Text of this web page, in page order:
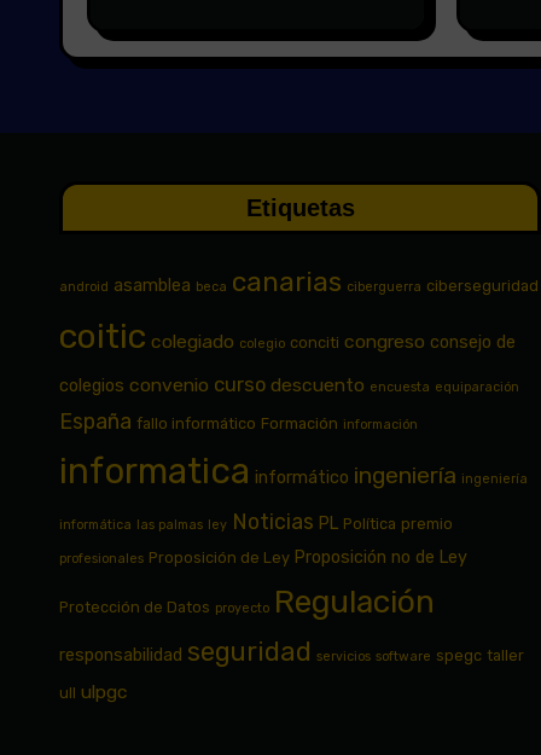
Etiquetas
android asamblea beca canarias ciberguerra ciberseguridad
coitic colegiado colegio conciti congreso consejo de
colegios convenio curso descuento encuesta equiparación
España fallo informático Formación información
informatica informático ingeniería ingeniería
informática las palmas ley Noticias PL Política premio
profesionales Proposición de Ley Proposición no de Ley
Protección de Datos proyecto Regulación
responsabilidad seguridad servicios software spegc taller
ull ulpgc